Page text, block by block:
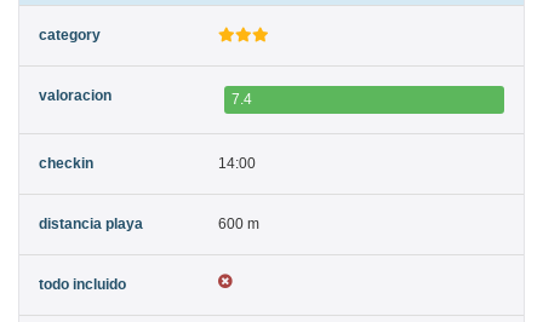
7.4
14:00
600 m